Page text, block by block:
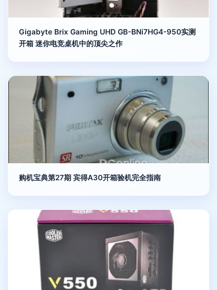
Gigabyte Brix Gaming UHD GB-BNi7HG4-950实测
开箱 迷你电竞桌机中的顶尖之作
购机宝典第27期 宾得A30开箱验机完全指南